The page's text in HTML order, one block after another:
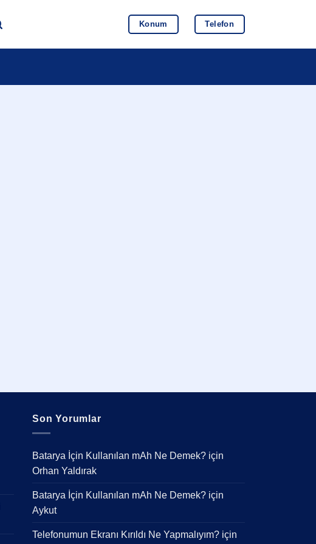
Konum Telefon
Son Yorumlar
Batarya İçin Kullanılan mAh Ne Demek? için
Orhan Yaldırak
Batarya İçin Kullanılan mAh Ne Demek? için
Aykut
Telefonumun Ekranı Kırıldı Ne Yapmalıyım? için